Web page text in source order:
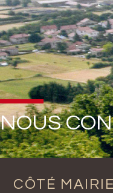
NOUS
CÔTÉ MAIRIE